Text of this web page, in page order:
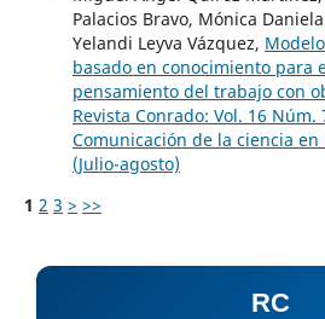
Palacios Bravo, Mónica
Yelandi Leyva Vázquez,
basado en conocimiento para
pensamiento del trabajo con
Revista Conrado: Vol. 16 Núm.
Comunicación de la ciencia
(Julio-agosto)
1 2 3 > >>
RC